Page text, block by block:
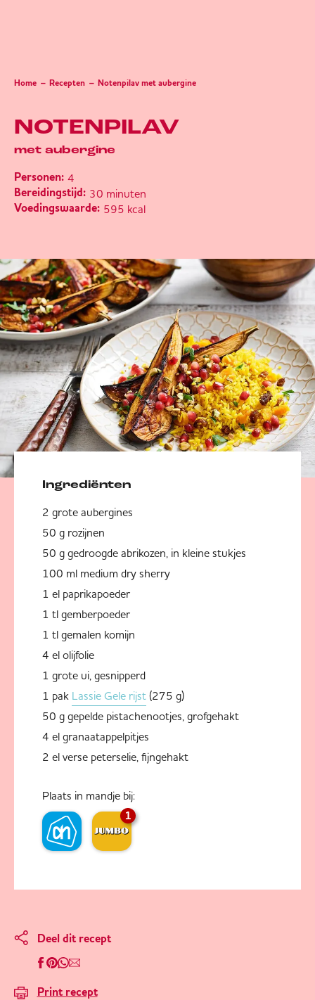
Home Recepten Notenpilav met aubergine
NOTENPILAV
met aubergine
Personen: 4
Bereidingstijd: 30 minuten
Voedingswaarde: 595 kcal
Ingrediënten
2 grote aubergines
50 g rozijnen
50 g gedroogde abrikozen, in kleine stukjes
100 ml medium dry sherry
1 el paprikapoeder
1 tl gemberpoeder
1 tl gemalen komijn
4 el olijfolie
1 grote ui, gesnipperd
1 pak Lassie Gele rijst (275 g)
50 g gepelde pistachenootjes, grofgehakt
4 el granaatappelpitjes
2 el verse peterselie, fijngehakt
Plaats in mandje bij:
1
Deel dit recept
Print recept